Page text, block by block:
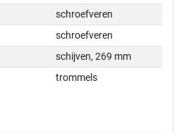
schroefveren
schroefveren
schijven, 269 mm
trommels